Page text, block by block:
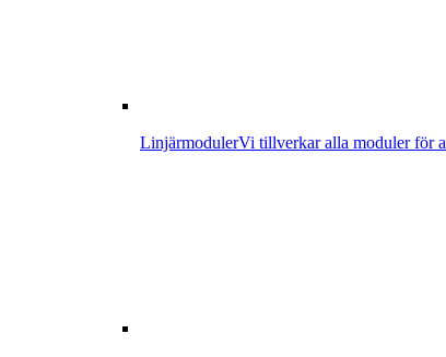
LinjärmodulerVi tillverkar alla moduler för